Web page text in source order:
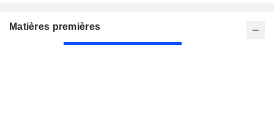
Matières premières